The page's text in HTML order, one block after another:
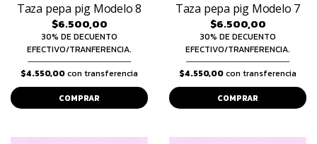
Taza pepa pig Modelo 8
$6.500,00
30% DE DECUENTO
EFECTIVO/TRANFERENCIA.
$4.550,00con transferencia
COMPRAR
Taza pepa pig Modelo 7
$6.500,00
30% DE DECUENTO
EFECTIVO/TRANFERENCIA.
$4.550,00con transferencia
COMPRAR